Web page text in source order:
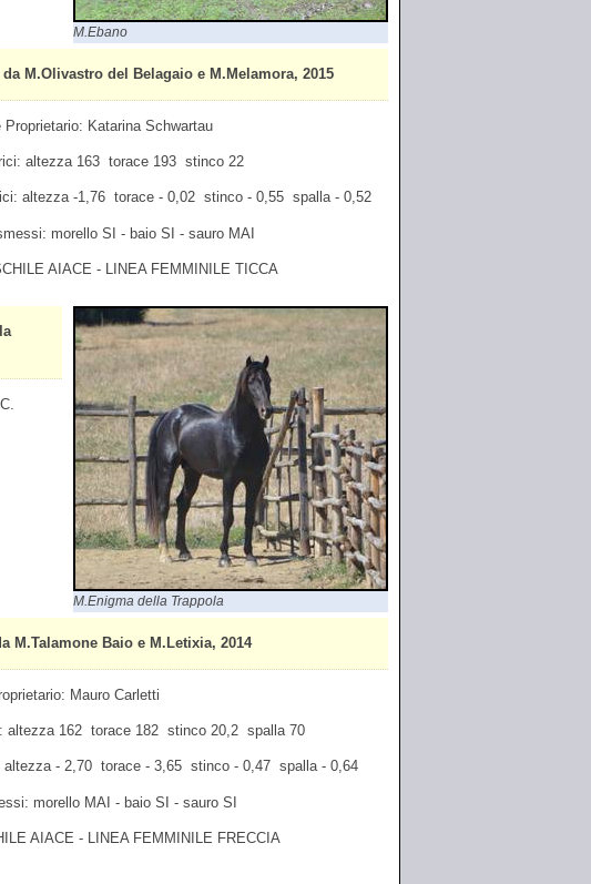
M.Ebano
da M.Olivastro del Belagaio e M.Melamora, 2015
Proprietario: Katarina Schwartau
altezza 163 torace 193 stinco 22
altezza -1,76 torace - 0,02 stinco - 0,55 spalla - 0,52
morello SI - baio SI - sauro MAI
AIACE - LINEA FEMMINILE TICCA
M.Enigma della Trappola
M.Talamone Baio e M.Letixia, 2014
Mauro Carletti
altezza 162 torace 182 stinco 20,2 spalla 70
altezza - 2,70 torace - 3,65 stinco - 0,47 spalla - 0,64
morello MAI - baio SI - sauro SI
AIACE - LINEA FEMMINILE FRECCIA